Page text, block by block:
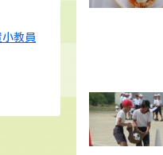
小教員